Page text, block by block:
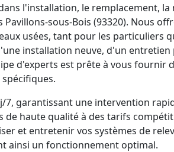
l'installation, le remplacement,
sous-Bois (93320). Nous
usées, tant pour les particuliers
installation neuve, d'un
d'experts est prête à vous fournir
7, garantissant une intervention
haute qualité à des tarifs
et entretenir vos systèmes de
ainsi un fonctionnement optimal.